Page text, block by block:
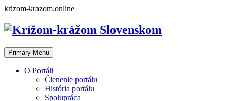
Skip
content
krizom-krazom.online
Primary Menu
O Portáli
Členenie portálu
História portálu
Spolupráca